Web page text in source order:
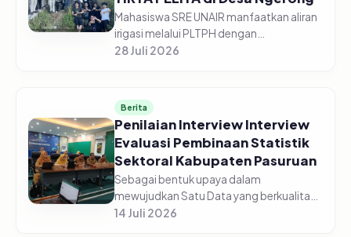
Mahasiswa SRE UNAIR manfaatkan aliran
irigasi melalui PLTPH dengan
memberdayakan warga Desa Ngerong di
potensi aliran...
28 Juli 2026
Berita
Penilaian Interview Interview
Evaluasi Pembinaan Statistik
Sektoral Kabupaten Pasuruan
Sebagai bentuk upaya dalam
mewujudkan Satu Data yang berkualitas,
Dinas Komunikasi dan Informatika
14 Juli 2026